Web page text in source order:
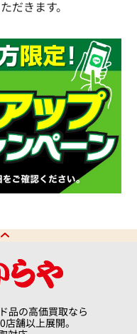
だきます。
品の高価買取なら
舗以上展開。